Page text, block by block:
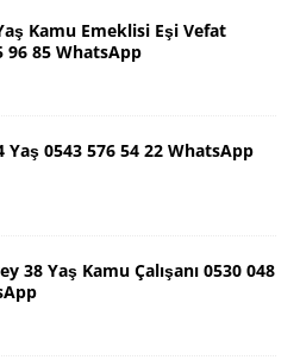
Kamu Emeklisi Eşi Vefat
96 85 WhatsApp
Yaş 0543 576 54 22 WhatsApp
38 Yaş Kamu Çalışanı 0530 048